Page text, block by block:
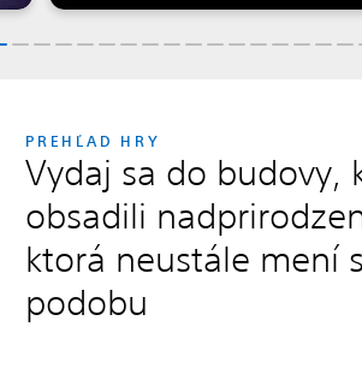
PREHĽAD HRY
Vydaj sa do budovy,
obsadili
ktorá neustále mení
podobu